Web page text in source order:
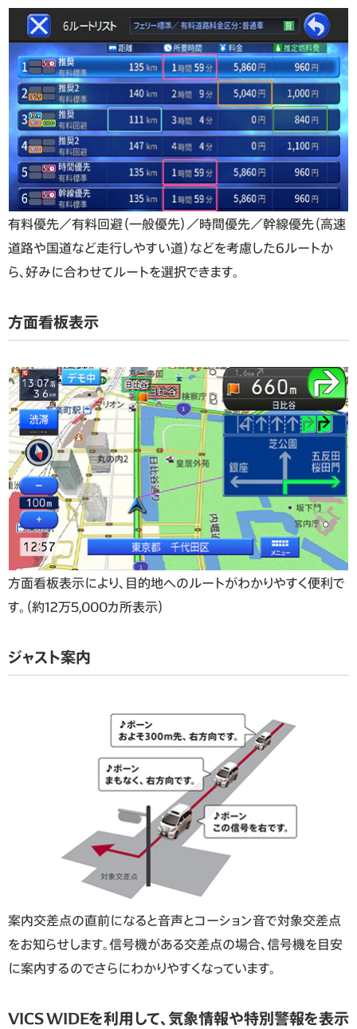
有料優先／有料回避（一般優先）／時間優先／幹線優先（高速
道路や国道など走行しやすい道）などを考慮した6ルートか
ら、好みに合わせてルートを選択できます。
方面看板表示
方面看板表示により、目的地へのルートがわかりやすく便利で
す。（約12万5,000カ所表示）
ジャスト案内
案内交差点の直前になると音声とコーション音で対象交差点
をお知らせします。信号機がある交差点の場合、信号機を目安
に案内するのでさらにわかりやすくなっています。
VICS WIDEを利用して、気象情報や特別警報を表示